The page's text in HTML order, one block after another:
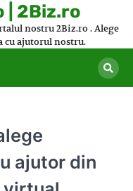
| 2Biz.ro
nostru 2Biz.ro . Alege
cu ajutorul nostru.
ajutor din